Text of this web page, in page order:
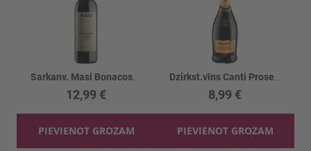
12,99 €
PIEVIENOT GROZAM
8,99 €
PIEVIENOT GROZAM